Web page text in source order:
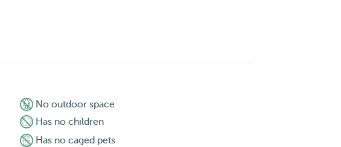
No outdoor space
Has no children
Has no caged pets